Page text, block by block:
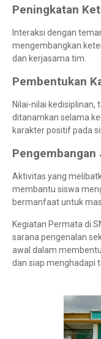
Peningkatan
Interaksi dengan
mengembangkan
dan kerjasama tim.
Pembentukan
Nilai-nilai kedisiplinan,
ditanamkan selama
karakter positif pada
Pengembangan
Aktivitas yang
membantu siswa
bermanfaat untuk
Kegiatan Permata di
sarana pengenalan
awal dalam
dan siap menghadapi